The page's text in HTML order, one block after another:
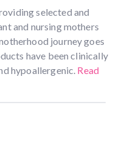
selected and
and nursing mothers
journey goes
have been clinically
hypoallergenic. Read